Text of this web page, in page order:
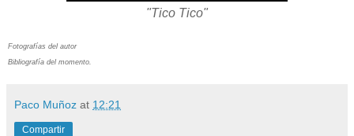
"Tico Tico"
Fotografías del autor
Bibliografía del momento.
Paco Muñoz at 12:21
Compartir